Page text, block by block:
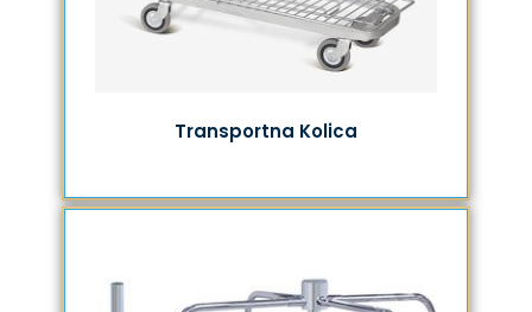
Transportna Kolica